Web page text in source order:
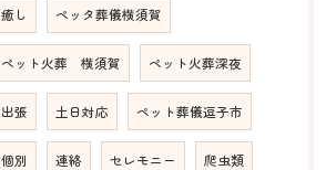
癒し ペッタ葬儀横須賀
ペット火葬 横須賀 ペット火葬深夜
出張 土日対応 ペット葬儀逗子市
個別 連絡 セレモニー 爬虫類